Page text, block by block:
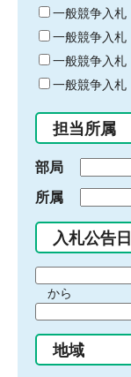
キ
ー
ワ
ー
ド
入
力
一般競争入札
一般競争入札
一般競争入札
一般競争入札
担当所属
部局
所属
入札公告日
間
始
り
から
間
終
地域